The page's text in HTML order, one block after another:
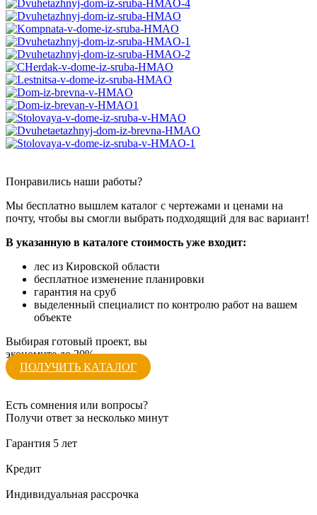
Понравились наши работы?
Мы бесплатно вышлем каталог с чертежами и ценами на
почту, чтобы вы смогли выбрать подходящий для вас вариант!
В указанную в каталоге стоимость уже входит:
лес из Кировской области
бесплатное изменение планировки
гарантия на сруб
выделенный специалист по контролю работ на вашем
объекте
Выбирая готовый проект, вы
экономите до 20%
ПОЛУЧИТЬ КАТАЛОГ
Есть сомнения или вопросы?
Получи ответ за несколько минут
Гарантия 5 лет
Кредит
Индивидуальная рассрочка